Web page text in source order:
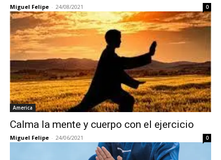
Miguel Felipe - 24/08/2021 0
America
Calma la mente y cuerpo con el ejercicio
Miguel Felipe - 24/06/2021 0